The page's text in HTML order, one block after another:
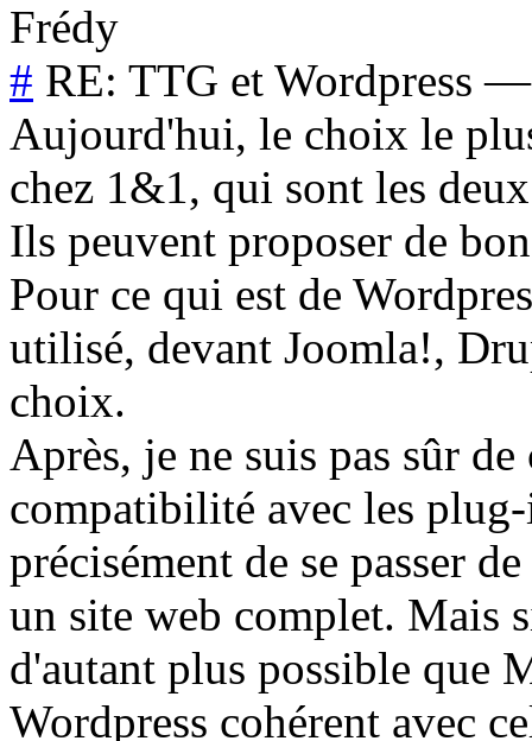
Frédy
# RE: TTG et Wordpress
Aujourd'hui, le choix le
chez 1&1, qui sont les
Ils peuvent proposer de
Pour ce qui est de
utilisé, devant Joomla!,
choix.
Après, je ne suis pas sûr
compatibilité avec les
précisément de se passer
un site web complet. Mais
d'autant plus possible que
Wordpress cohérent avec